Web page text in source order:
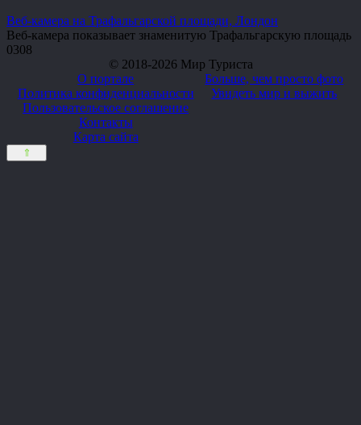
Веб-камера на Трафальгарской площади, Лондон
Веб-камера показывает знаменитую Трафальгарскую площадь
0308
© 2018-2026 Мир Туриста
О портале
Политика конфиденциальности
Пользовательское соглашение
Контакты
Карта сайта
Больше, чем просто фото
Увидеть мир и выжить